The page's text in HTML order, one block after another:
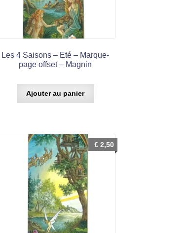
Les 4 Saisons – Eté – Marque-
page offset – Magnin
Ajouter au panier
€ 2,50